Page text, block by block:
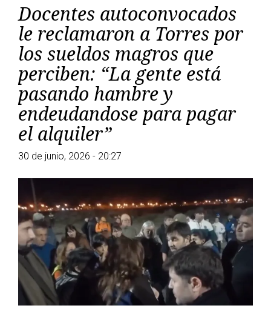
Docentes autoconvocados
le reclamaron a Torres por
los sueldos magros que
perciben: “La gente está
pasando hambre y
endeudandose para pagar
el alquiler”
30 de junio, 2026 - 20:27